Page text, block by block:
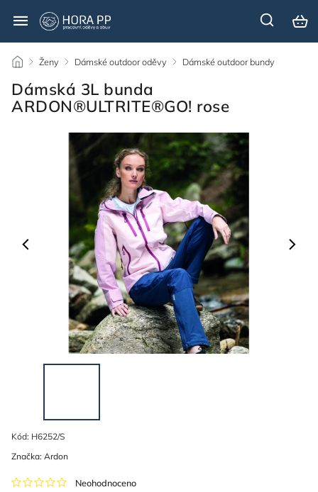
/ Ženy / Dámské outdoor oděvy / Dámské outdoor bundy
Dámská 3L bunda
ARDON®ULTRITE®GO! rose
Kód: H6252/S
Neohodnoceno
Značka: Ardon